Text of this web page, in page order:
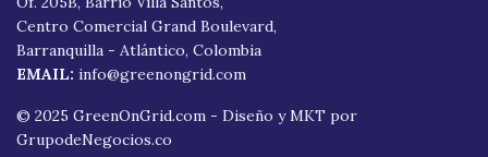
Centro Comercial Grand Boulevard,
Barranquilla - Atlántico, Colombia
EMAIL: info@greenongrid.com
© 2025 GreenOnGrid.com - Diseño y MKT por
GrupodeNegocios.co